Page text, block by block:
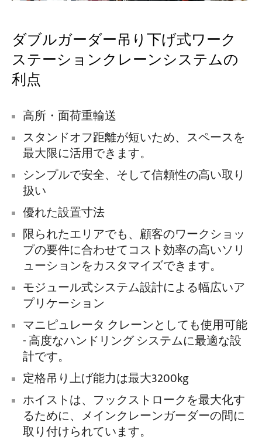
ダブルガーダー吊り下げ式ワーク
ステーションクレーンシステムの
利点
高所・面荷重輸送
スタンドオフ距離が短いため、スペースを
最大限に活用できます。
シンプルで安全、そして信頼性の高い取り
扱い
優れた設置寸法
限られたエリアでも、顧客のワークショッ
プの要件に合わせてコスト効率の高いソリ
ューションをカスタマイズできます。
モジュール式システム設計による幅広いア
プリケーション
マニピュレータ クレーンとしても使用可能
- 高度なハンドリング システムに最適な設
計です。
定格吊り上げ能力は最大3200kg
ホイストは、フックストロークを最大化す
るために、メインクレーンガーダーの間に
取り付けられています。